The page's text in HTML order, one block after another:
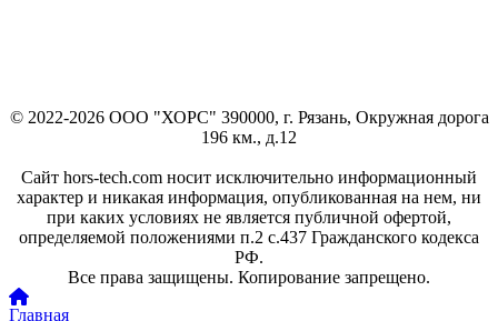
© 2022-2026 ООО "ХОРС" 390000, г. Рязань, Окружная дорога
196 км., д.12
Сайт hors-tech.com носит исключительно информационный
характер и никакая информация, опубликованная на нем, ни
при каких условиях не является публичной офертой,
определяемой положениями п.2 с.437 Гражданского кодекса
РФ.
Все права защищены. Копирование запрещено.
Главная